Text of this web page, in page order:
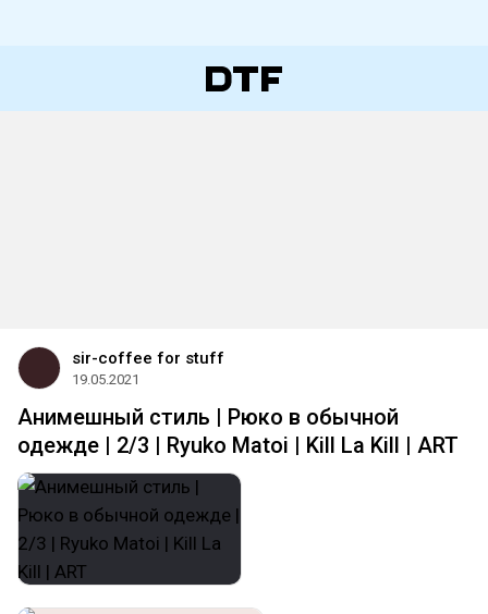
sir-coffee for stuff
19.05.2021
Анимешный стиль | Рюко в обычной
одежде | 2/3 | Ryuko Matoi | Kill La Kill | ART